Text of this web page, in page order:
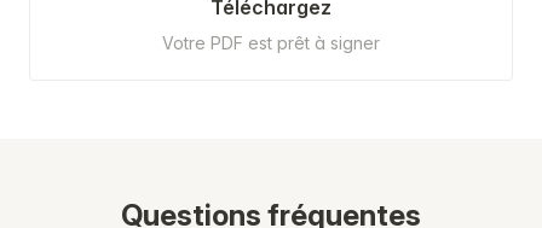
Téléchargez
Votre PDF est prêt à signer
Questions fréquentes